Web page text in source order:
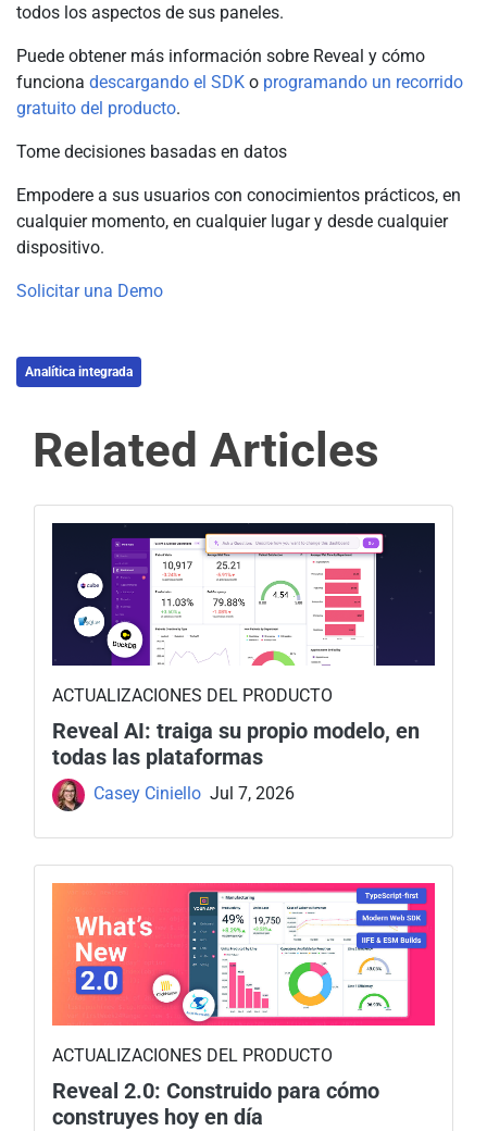
todos los aspectos de sus paneles.
Puede obtener más información sobre Reveal y cómo
funciona descargando el SDK o programando un recorrido
gratuito del producto.
Tome decisiones basadas en datos
Empodere a sus usuarios con conocimientos prácticos, en
cualquier momento, en cualquier lugar y desde cualquier
dispositivo.
Solicitar una Demo
Analítica integrada
Related Articles
ACTUALIZACIONES DEL PRODUCTO
Reveal AI: traiga su propio modelo, en
todas las plataformas
Casey Ciniello Jul 7, 2026
ACTUALIZACIONES DEL PRODUCTO
Reveal 2.0: Construido para cómo
construyes hoy en día